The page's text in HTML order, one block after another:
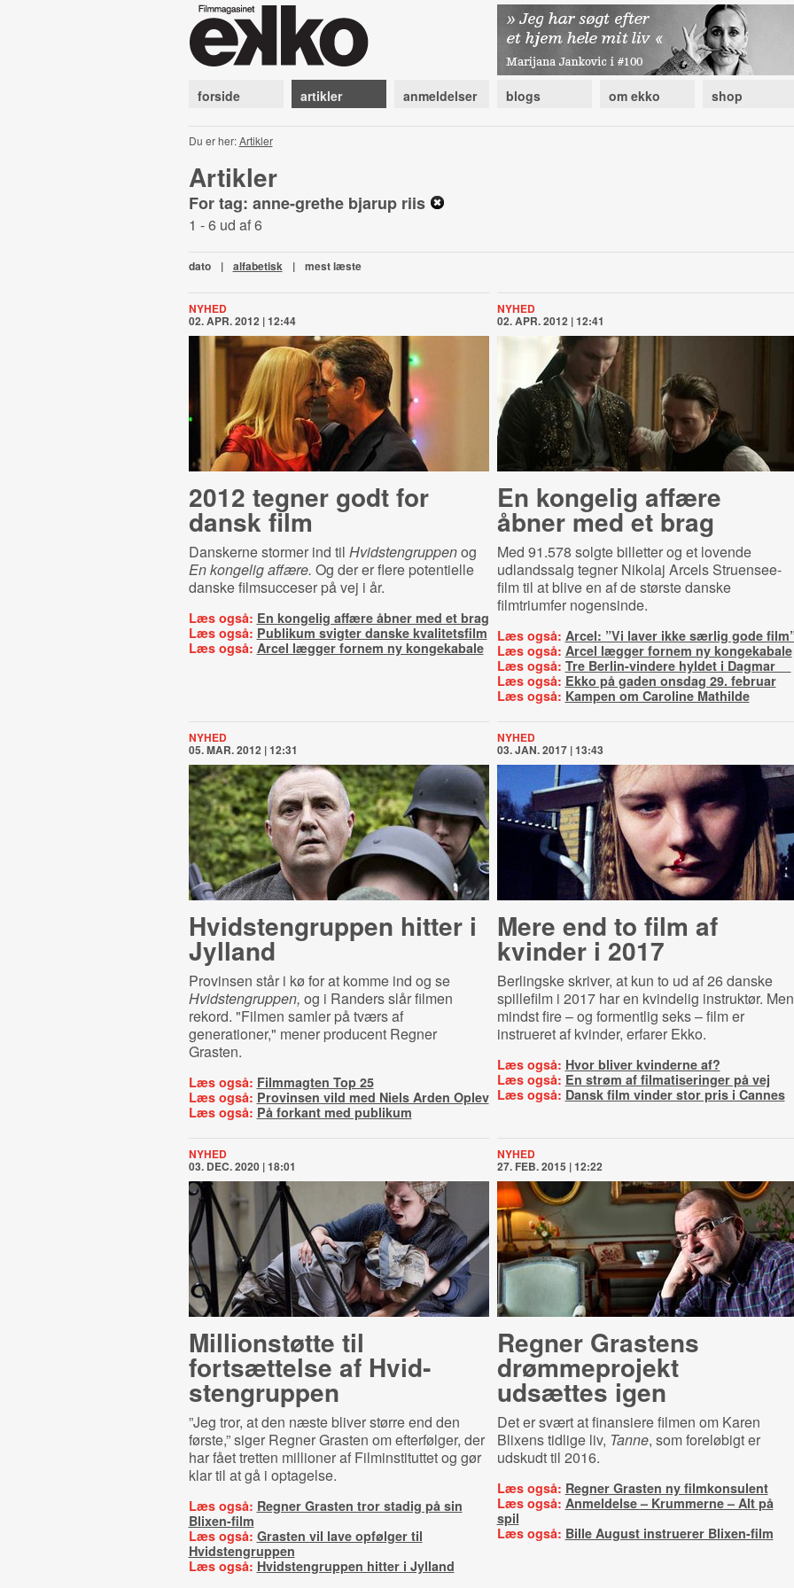
forside artikler anmeldelser blogs om ekko shop
Du er her:Artikler
Artikler
For tag: anne-grethe bjarup riis
1 - 6 ud af 6
dato | alfabetisk | mest læste
NYHED
02. APR. 2012 | 12:44
2012 tegner godt for
dansk film
Danskerne stormer ind til Hvidstengruppenog
En kongelig affære. Og der er flere potentielle
danske filmsucceser på vej i år.
Læs også: En kongelig affære åbner med et brag
Læs også: Publikum svigter danske kvalitetsfilm
Læs også: Arcel lægger fornem ny kongekabale
NYHED
02. APR. 2012 | 12:41
En kongelig affære
åbner med et brag
Med 91.578 solgte billetter og et lovende
udlandssalg tegner Nikolaj Arcels Struensee-
film til at blive en af de største danske
filmtriumfer nogensinde.
Læs også: Arcel: ”Vi laver ikke særlig gode
Læs også: Arcel lægger fornem ny kongekabale
Læs også: Tre Berlin-vindere hyldet i Dagmar
Læs også: Ekko på gaden onsdag 29. februar
Læs også: Kampen om Caroline Mathilde
NYHED
05. MAR. 2012 | 12:31
Hvid­sten­grup­pen hitter i
Jylland
Provinsen står i kø for at komme ind og se
Hvidstengruppen, og i Randers slår filmen
rekord. "Filmen samler på tværs af
generationer," mener producent Regner
Grasten.
Læs også: Filmmagten Top 25
Læs også: Provinsen vild med Niels Arden Oplev
Læs også: På forkant med publikum
NYHED
03. JAN. 2017 | 13:43
Mere end to film af
kvinder i 2017
Berlingske skriver, at kun to ud af 26 danske
spillefilm i 2017 har en kvindelig instruktør. Men
mindst fire – og formentlig seks – film er
instrueret af kvinder, erfarer Ekko.
Læs også: Hvor bliver kvinderne af?
Læs også: En strøm af filmatiseringer på vej
Læs også: Dansk film vinder stor pris i Cannes
NYHED
03. DEC. 2020 | 18:01
Millionstøtte til
fortsættelse af Hvid­
sten­grup­pen
”Jeg tror, at den næste bliver større end den
første,” siger Regner Grasten om efterfølger, der
har fået tretten millioner af Filminstituttet og gør
klar til at gå i optagelse.
Læs også: Regner Grasten tror stadig på sin
Blixen-film
Læs også: Grasten vil lave opfølger til
Hvidstengruppen
Læs også: Hvidstengruppen hitter i Jylland
NYHED
27. FEB. 2015 | 12:22
Regner Grastens
drømmeprojekt
udsættes igen
Det er svært at finansiere filmen om Karen
Blixens tidlige liv, Tanne, som foreløbigt er
udskudt til 2016.
Læs også: Regner Grasten ny filmkonsulent
Læs også: Anmeldelse – Krummerne – Alt på
spil
Læs også: Bille August instruerer Blixen-film